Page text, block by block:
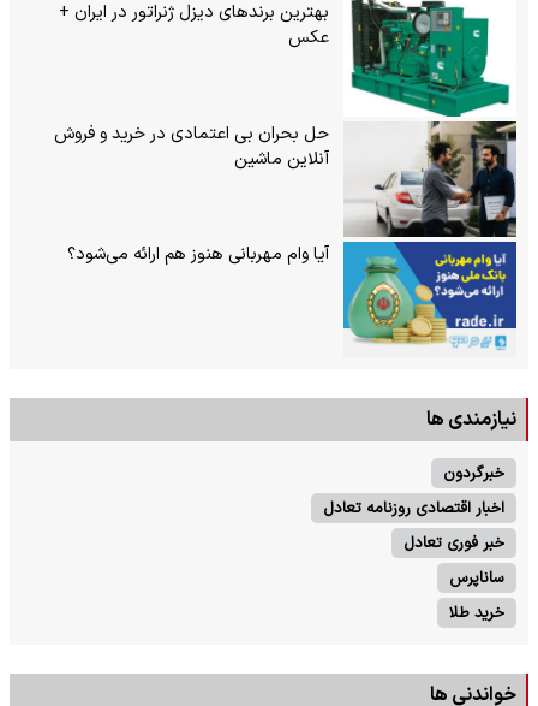
بهترین برندهای دیزل ژنراتور در ایران +
عکس
حل بحران بی‌ اعتمادی در خرید و فروش
آنلاین ماشین
آیا وام مهربانی هنوز هم ارائه می‌شود؟
نیازمندی ها
خبرگردون
اخبار اقتصادی روزنامه تعادل
خبر فوری تعادل
ساناپرس
خرید طلا
خواندنی ها